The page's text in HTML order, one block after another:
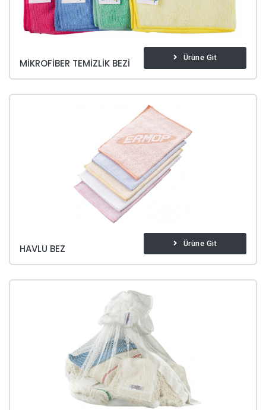
MIKROFIBER TEMIZLIK BEZI Ürüne Git
HAVLU BEZ Ürüne Git